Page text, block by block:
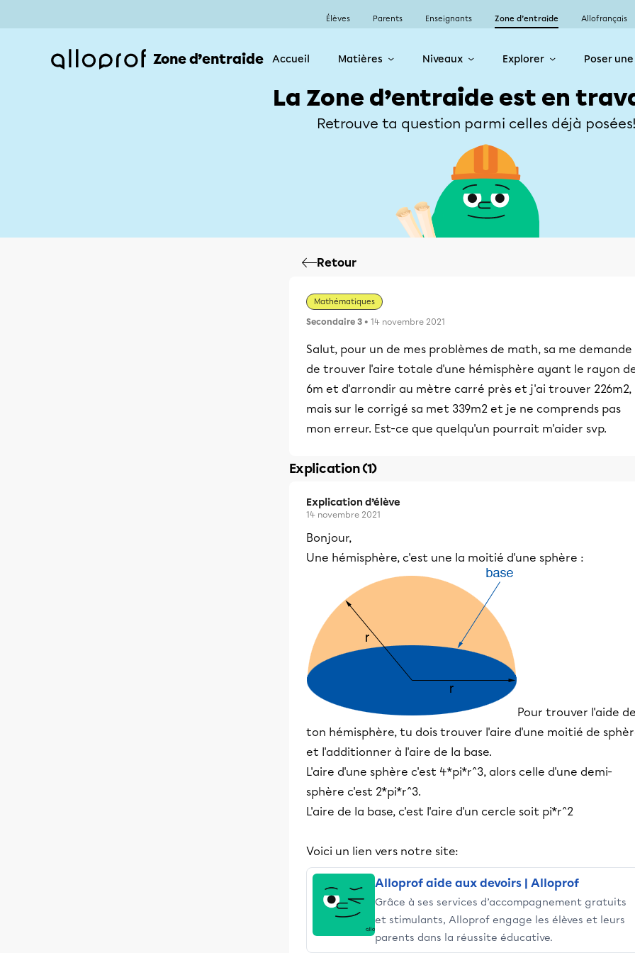
Élèves Parents Enseignants Zone d’entraide Allofrançais
Zone d’entraide Accueil Matières Niveaux Explorer Poser
La Zone d’entraide est en
Retrouve ta question parmi celles déjà
Retour
Mathématiques
Secondaire 3 • 14 novembre 2021
Salut, pour un de mes problèmes de math, sa me demande
de trouver l'aire totale d'une hémisphère ayant le rayon
6m et d'arrondir au mètre carré près et j'ai trouver 226m2,
mais sur le corrigé sa met 339m2 et je ne comprends pas
mon erreur. Est-ce que quelqu'un pourrait m'aider svp.
Explication (1)
Explication d’élève
14 novembre 2021
Bonjour,
Une hémisphère, c'est une la moitié d'une sphère :
Pour trouver l'aide
ton hémisphère, tu dois trouver l'aire d'une moitié de
et l'additionner à l'aire de la base.
L'aire d'une sphère c'est 4*pi*r^3, alors celle d'une demi-
sphère c'est 2*pi*r^3.
L'aire de la base, c'est l'aire d'un cercle soit pi*r^2
Voici un lien vers notre site:
Alloprof aide aux devoirs | Alloprof
Grâce à ses services d’accompagnement gratuits
et stimulants, Alloprof engage les élèves et leurs
parents dans la réussite éducative.